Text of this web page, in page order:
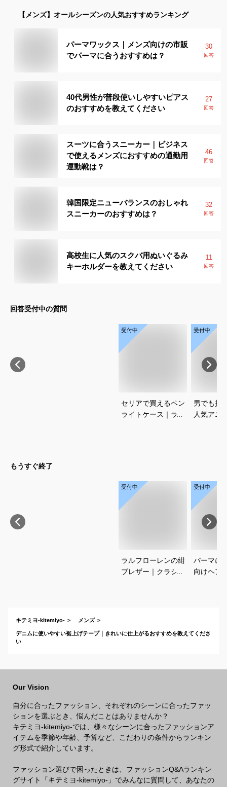
【メンズ】 オールシーズンの人気おすすめランキング
パーマワックス｜メンズ向けの市販
でパーマに合うおすすめは？
30
回答
40代男性が普段使いしやすいピアス
のおすすめを教えてください
27
回答
スーツに合うスニーカー｜ビジネス
で使えるメンズにおすすめの通勤用
運動靴は？
46
回答
韓国限定ニューバランスのおしゃれ
スニーカーのおすすめは？
32
回答
高校生に人気のスクバ用ぬいぐるみ
キーホルダーを教えてください
11
回答
回答受付中の質問
受付中
セリアで買えるペン
ライトケース｜ライ
受付中
男でも挑
人気アニ
もうすぐ終了
受付中
ラルフローレンの紺
ブレザー｜クラシッ
受付中
パーマに
向けヘア
キテミヨ-kitemiyo- メンズ
デニムに使いやすい裾上げテープ｜きれいに仕上がるおすすめを教えてくださ
い
Our Vision
自分に合ったファッション、それぞれのシーンに合ったファッ
ションを選ぶとき、悩んだことはありませんか？
キテミヨ-kitemiyo-では、様々なシーンに合ったファッションア
イテムを季節や年齢、予算など、こだわりの条件からランキン
グ形式で紹介しています。
ファッション選びで困ったときは、ファッションQ&Aランキン
グサイト「キテミヨ-kitemiyo-」でみんなに質問して、あなたの